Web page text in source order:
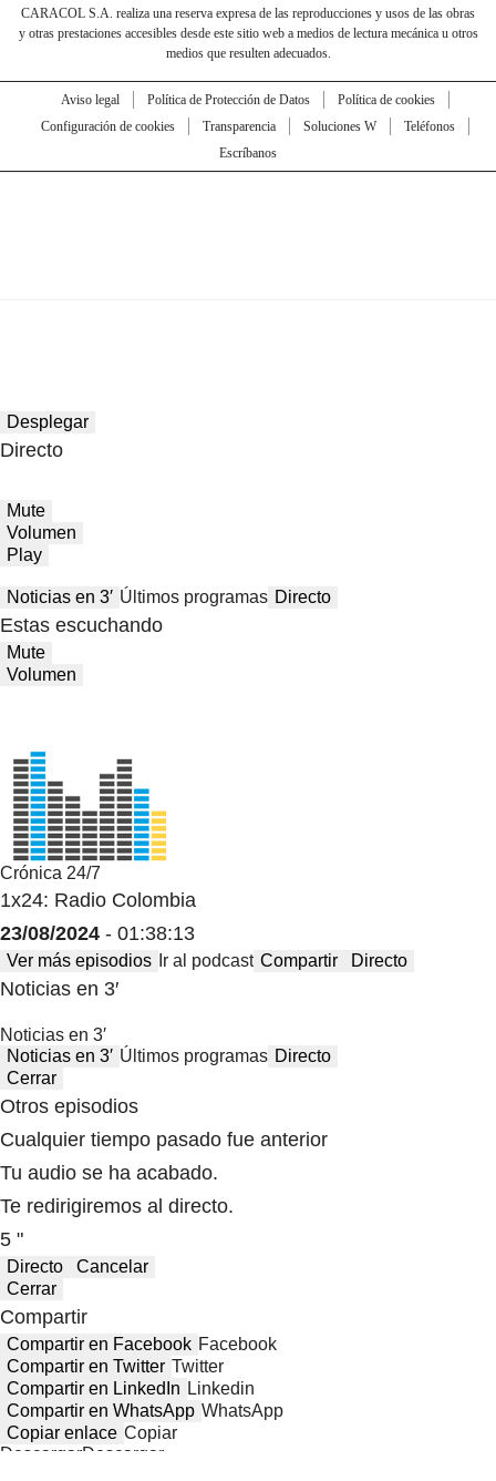
CARACOL S.A. realiza una reserva expresa de las reproducciones y usos de las obras
y otras prestaciones accesibles desde este sitio web a medios de lectura mecánica u otros
medios que resulten adecuados.
Aviso legal Política de Protección de Datos
Política de cookies
Configuración de cookies
Transparencia Soluciones W
Teléfonos
Escríbanos
Desplegar
Directo
Mute
Volumen
Play
Noticias en 3′ Últimos programas Directo
Estas escuchando
Mute
Volumen
Crónica 24/7
1x24: Radio Colombia
23/08/2024 - 01:38:13
Ver más episodios Ir al podcast Compartir Directo
Noticias en 3′
Noticias en 3′
Noticias en 3′ Últimos programas Directo
Cerrar
Otros episodios
Cualquier tiempo pasado fue anterior
Tu audio se ha acabado.
Te redirigiremos al directo.
5 "
Directo
Cancelar
Cerrar
Compartir
Compartir en Facebook Facebook
Compartir en Twitter Twitter
Compartir en LinkedIn Linkedin
Compartir en WhatsApp WhatsApp
Copiar enlace Copiar
DescargarDescargar